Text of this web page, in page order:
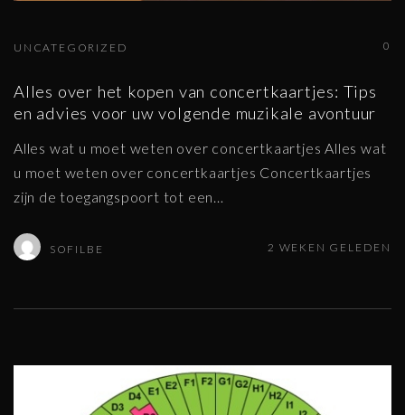
0
UNCATEGORIZED
Alles over het kopen van concertkaartjes: Tips
en advies voor uw volgende muzikale avontuur
Alles wat u moet weten over concertkaartjes Alles wat
u moet weten over concertkaartjes Concertkaartjes
zijn de toegangspoort tot een…
SOFILBE 2 WEKEN GELEDEN